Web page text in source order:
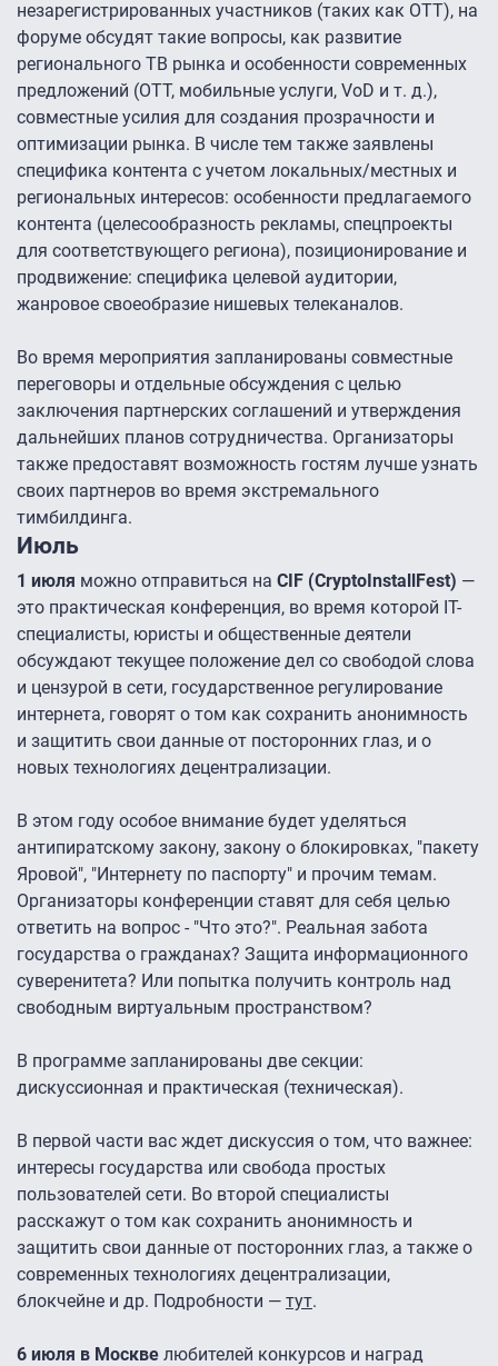
незарегистрированных участников (таких как ОТТ), на
форуме обсудят такие вопросы, как развитие
регионального ТВ рынка и особенности современных
предложений (ОТТ, мобильные услуги, VoD и т. д.),
совместные усилия для создания прозрачности и
оптимизации рынка. В числе тем также заявлены
специфика контента с учетом локальных/местных и
региональных интересов: особенности предлагаемого
контента (целесообразность рекламы, спецпроекты
для соответствующего региона), позиционирование и
продвижение: специфика целевой аудитории,
жанровое своеобразие нишевых телеканалов.
Во время мероприятия запланированы совместные
переговоры и отдельные обсуждения с целью
заключения партнерских соглашений и утверждения
дальнейших планов сотрудничества. Организаторы
также предоставят возможность гостям лучше узнать
своих партнеров во время экстрeмального
тимбилдинга.
Июль
1 июля можно отправиться на CIF (CryptoInstallFest) —
это практическая конференция, во время которой IT-
специалисты, юристы и общественные деятели
обсуждают текущее положение дел со свободой слова
и цензурой в сети, государственное регулирование
интернета, говорят о том как сохранить анонимность
и защитить свои данные от посторонних глаз, и о
новых технологиях децентрализации.
В этом году особое внимание будет уделяться
антипиратскому закону, закону о блокировках, "пакету
Яровой", "Интернету по паспорту" и прочим темам.
Организаторы конференции ставят для себя целью
ответить на вопрос - "Что это?". Реальная забота
государства о гражданах? Защита информационного
суверенитета? Или попытка получить контроль над
свободным виртуальным пространством?
В программе запланированы две секции:
дискуссионная и практическая (техническая).
В первой части вас ждет дискуссия о том, что важнее:
интересы государства или свобода простых
пользователей сети. Во второй специалисты
расскажут о том как сохранить анонимность и
защитить свои данные от посторонних глаз, а также о
современных технологиях децентрализации,
блокчейне и др. Подробности — тут.
6 июля в Москве любителей конкурсов и наград